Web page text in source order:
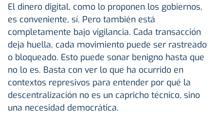
El dinero digital, como lo proponen los gobiernos,
es conveniente, sí. Pero también está
completamente bajo vigilancia. Cada transacción
deja huella, cada movimiento puede ser rastreado
o bloqueado. Esto puede sonar benigno hasta que
no lo es. Basta con ver lo que ha ocurrido en
contextos represivos para entender por qué la
descentralización no es un capricho técnico, sino
una necesidad democrática.